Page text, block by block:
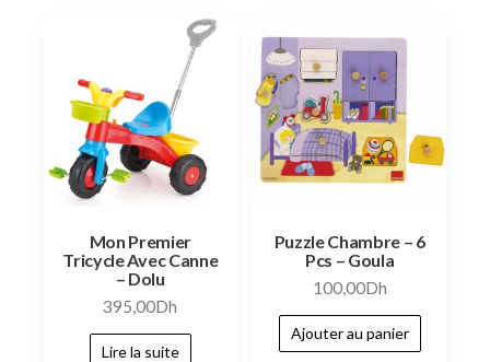
Mon Premier
Tricycle Avec Canne
– Dolu
395,00Dh
Lire la suite
Puzzle Chambre – 6
Pcs – Goula
100,00Dh
Ajouter au panier